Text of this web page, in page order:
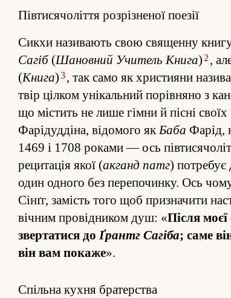
Півтисячоліття розрізненої поезії
Сикхи називають свою священну
Сагіб (Шановний Учитель Книга) 2 ,
(Книга)3, так само як християни
твір цілком унікальний порівняно з
що містить не лише гімни й пісні
Фарідуд­діна, ві­домого якБаба Фарід,
1469 і 1708 роками — ось
рецитація якої (акганд патг) потребує
один одного без пере­починку. Ось
Сінґг, замість того щоб при­значити
вічним провід­ником душ: «Після
звертатися до Ґрантг Сагіба; саме
він вам покаже».
Спільна кухня братерства